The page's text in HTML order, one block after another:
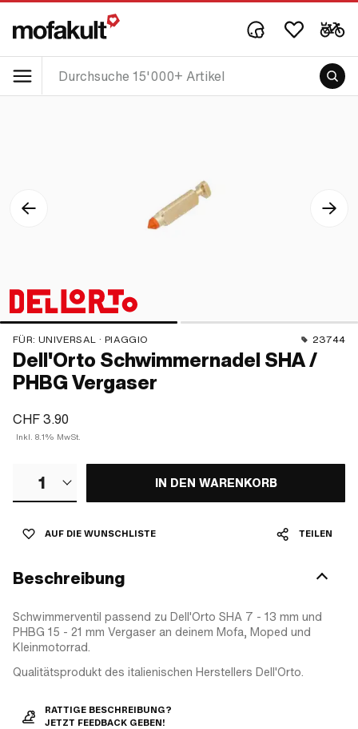
FÜR: UNIVERSAL · PIAGGIO 23744
Dell'Orto Schwimmernadel SHA /
PHBG Vergaser
CHF 3.90
Inkl. 8.1% MwSt.
1 IN DEN WARENKORB
AUF DIE WUNSCHLISTE TEILEN
Beschreibung
Schwimmerventil passend zu Dell'Orto SHA 7 - 13 mm und
PHBG 15 - 21 mm Vergaser an deinem Mofa, Moped und
Kleinmotorrad.
Qualitätsprodukt des italienischen Herstellers Dell'Orto.
RATTIGE BESCHREIBUNG?
JETZT FEEDBACK GEBEN!